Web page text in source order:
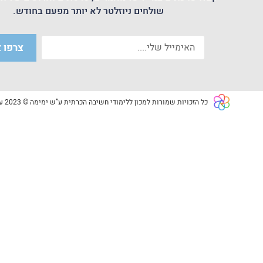
שולחים ניוזלטר לא יותר מפעם בחודש.
צרפו
כל הזכויות שמורות למכון ללימודי חשיבה הכרתית ע”ש ימימה © 2023 עמותה רשומה